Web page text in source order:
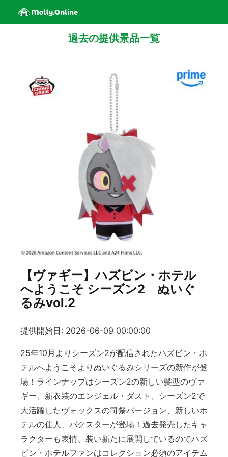
過去の提供景品一覧
【ヴァギー】ハズビン・ホテル
へようこそ シーズン2 ぬいぐ
るみvol.2
提供開始日: 2026-06-09 00:00:00
25年10月よりシーズン2が配信されたハズビン・ホ
テルへようこそよりぬいぐるみシリーズの新作が登
場！ラインナップはシーズン2の新しい髪型のヴァ
ギー、新衣装のエンジェル・ダスト、シーズン2で
大活躍したヴォックスの司祭バージョン、新しいホ
テルの住人、バクスターが登場！過去発売したキャ
ラクターも表情、装い新たに展開しているのでハズ
ビン・ホテルファンはコレクション必須のアイテム